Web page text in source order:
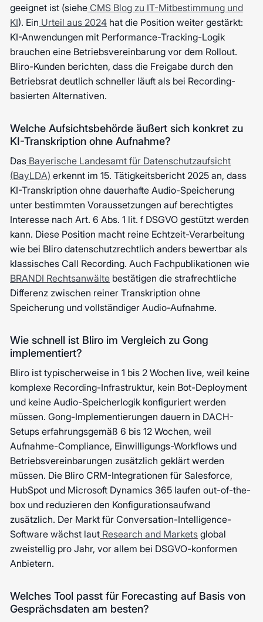
geeignet ist (siehe CMS Blog zu IT-Mitbestimmung und
KI). Ein Urteil aus 2024 hat die Position weiter gestärkt:
KI-Anwendungen mit Performance-Tracking-Logik
brauchen eine Betriebsvereinbarung vor dem Rollout.
Bliro-Kunden berichten, dass die Freigabe durch den
Betriebsrat deutlich schneller läuft als bei Recording-
basierten Alternativen.
Welche Aufsichtsbehörde äußert sich konkret zu
KI-Transkription ohne Aufnahme?
Das Bayerische Landesamt für Datenschutzaufsicht
(BayLDA) erkennt im 15. Tätigkeitsbericht 2025 an, dass
KI-Transkription ohne dauerhafte Audio-Speicherung
unter bestimmten Voraussetzungen auf berechtigtes
Interesse nach Art. 6 Abs. 1 lit. f DSGVO gestützt werden
kann. Diese Position macht reine Echtzeit-Verarbeitung
wie bei Bliro datenschutzrechtlich anders bewertbar als
klassisches Call Recording. Auch Fachpublikationen wie
BRANDI Rechtsanwälte bestätigen die strafrechtliche
Differenz zwischen reiner Transkription ohne
Speicherung und vollständiger Audio-Aufnahme.
Wie schnell ist Bliro im Vergleich zu Gong
implementiert?
Bliro ist typischerweise in 1 bis 2 Wochen live, weil keine
komplexe Recording-Infrastruktur, kein Bot-Deployment
und keine Audio-Speicherlogik konfiguriert werden
müssen. Gong-Implementierungen dauern in DACH-
Setups erfahrungsgemäß 6 bis 12 Wochen, weil
Aufnahme-Compliance, Einwilligungs-Workflows und
Betriebsvereinbarungen zusätzlich geklärt werden
müssen. Die Bliro CRM-Integrationen für Salesforce,
HubSpot und Microsoft Dynamics 365 laufen out-of-the-
box und reduzieren den Konfigurationsaufwand
zusätzlich. Der Markt für Conversation-Intelligence-
Software wächst laut Research and Markets global
zweistellig pro Jahr, vor allem bei DSGVO-konformen
Anbietern.
Welches Tool passt für Forecasting auf Basis von
Gesprächsdaten am besten?